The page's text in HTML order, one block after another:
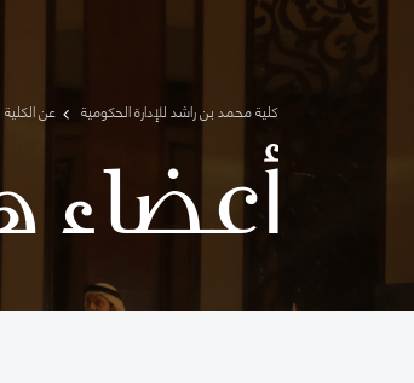
كلية محمد بن راشد للإدارة الحكومية عن الكلية
أعضاء